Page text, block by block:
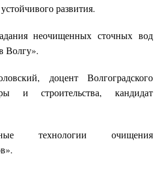
развития.
неочищенных сточных вод
Волгу».
доцент Волгоградского
и строительства, кандидат
технологии очищения